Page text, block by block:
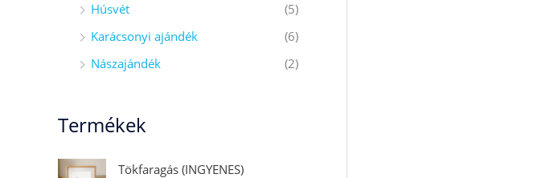
Húsvét
(5)
Karácsonyi ajándék
(6)
Nászajándék
(2)
Termékek
Tökfaragás (INGYENES)